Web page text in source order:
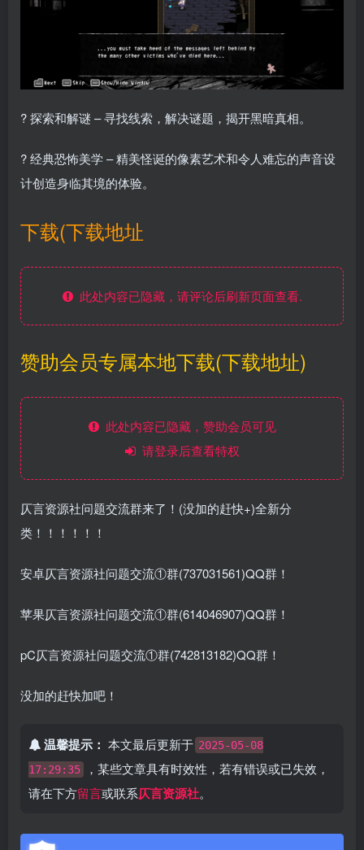
?️ 探索和解谜 – 寻找线索，解决谜题，揭开黑暗真相。
? 经典恐怖美学 – 精美怪诞的像素艺术和令人难忘的声音设
计创造身临其境的体验。
下载(下载地址
此处内容已隐藏，请评论后刷新页面查看.
赞助会员专属本地下载(下载地址)
此处内容已隐藏，赞助会员可见
请登录后查看特权
仄言资源社问题交流群来了！(没加的赶快+)全新分
类！！！！！！
安卓仄言资源社问题交流①群(737031561)QQ群！
苹果仄言资源社问题交流①群(614046907)QQ群！
pC仄言资源社问题交流①群(742813182)QQ群！
没加的赶快加吧！
温馨提示： 本文最后更新于 2025-05-08
17:29:35
，某些文章具有时效性，若有错误或已失效，
请在下方留言或联系仄言资源社。